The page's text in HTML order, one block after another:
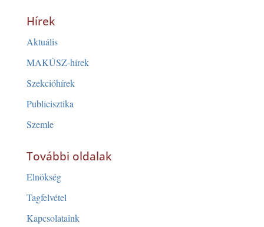
Hírek
Aktuális
MAKÚSZ-hírek
Szekcióhírek
Publicisztika
Szemle
További oldalak
Elnökség
Tagfelvétel
Kapcsolataink